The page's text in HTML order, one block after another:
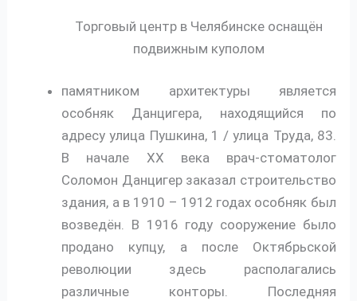
Торговый центр в Челябинске оснащён
подвижным куполом
памятником архитектуры является
особняк Данцигера, находящийся по
адресу улица Пушкина, 1 / улица Труда, 83.
В начале XX века врач-стоматолог
Соломон Данцигер заказал строительство
здания, а в 1910 – 1912 годах особняк был
возведён. В 1916 году сооружение было
продано купцу, а после Октябрьской
революции здесь располагались
различные конторы. Последняя